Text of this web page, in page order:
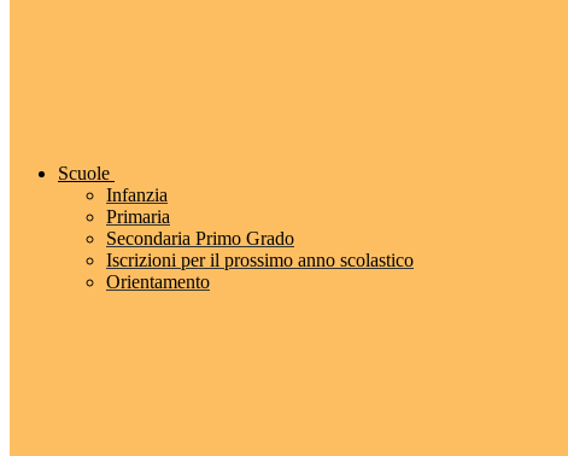
Scuole
Infanzia
Primaria
Secondaria Primo Grado
Iscrizioni per il prossimo anno scolastico
Orientamento